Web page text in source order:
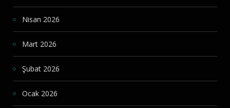
Nisan 2026
Mart 2026
Şubat 2026
Ocak 2026